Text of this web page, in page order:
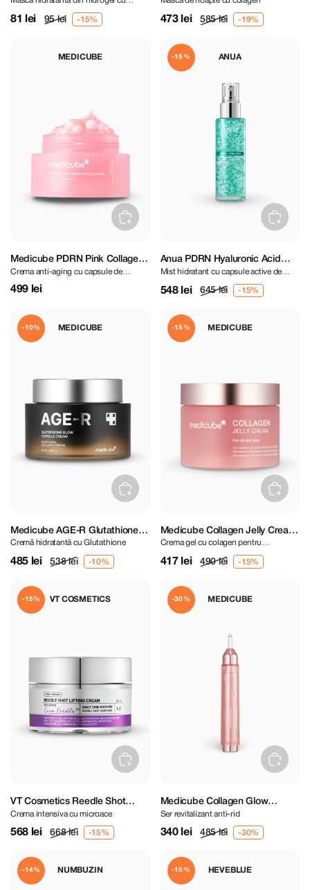
81 lei 95 lei 473 lei 585 lei
MEDICUBE
Medicube PDRN Pink Collagen
Capsule Cream 55 g
Crema anti-aging cu capsule de
colagen roz si PDRN
499 lei
ANUA
-15%
Anua PDRN Hyaluronic Acid
Hydrating Capsule Mist 100 ml
Mist hidratant cu capsule active de
548 lei 645 lei
MEDICUBE
-10%
Medicube AGE-R Glutathione
Glow Capsule Cream 50 ml
Cremă hidratantă cu Glutathione
485 lei 538 lei
MEDICUBE
-15%
Medicube Collagen Jelly Cream
110 ml\
Crema gel cu colagen pentru
417 lei 490 lei
VT COSMETICS
-15%
VT Cosmetics Reedle Shot
Lifting Cream 50 ml
Crema intensiva cu microace
568 lei 668 lei
MEDICUBE
-30%
Medicube Collagen Glow
Booster Serum 15 ml
Ser revitalizant anti-rid
340 lei 485 lei
NUMBUZIN
-14% HEVEBLUE
-15%